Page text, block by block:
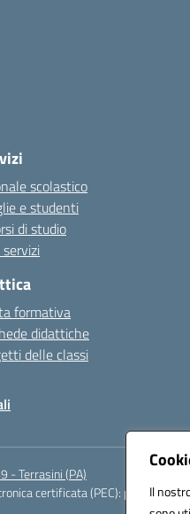
Il
scolastico
e studenti
di studio
formativa
didattiche
delle classi
- Terrasini (PA)
certificata (PEC):